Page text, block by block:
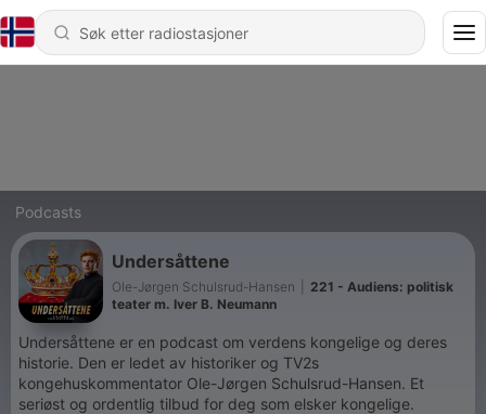
Podcasts
Undersåttene
Ole-Jørgen Schulsrud-Hansen
221 - Audiens: politisk
teater m. Iver B. Neumann
Undersåttene er en podcast om verdens kongelige og deres
historie. Den er ledet av historiker og TV2s
kongehuskommentator Ole-Jørgen Schulsrud-Hansen. Et
seriøst og ordentlig tilbud for deg som elsker kongelige.